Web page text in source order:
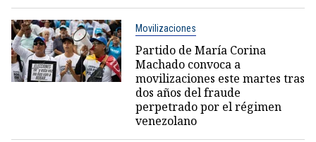
Movilizaciones
Partido de María Corina
Machado convoca a
movilizaciones este martes tras
dos años del fraude
perpetrado por el régimen
venezolano